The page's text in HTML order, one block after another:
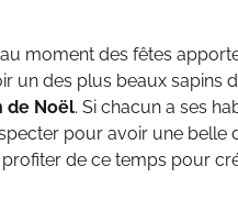
moment des fêtes
un des plus beaux
de Noël. Si chacun a ses
pour avoir une
de ce temps pour